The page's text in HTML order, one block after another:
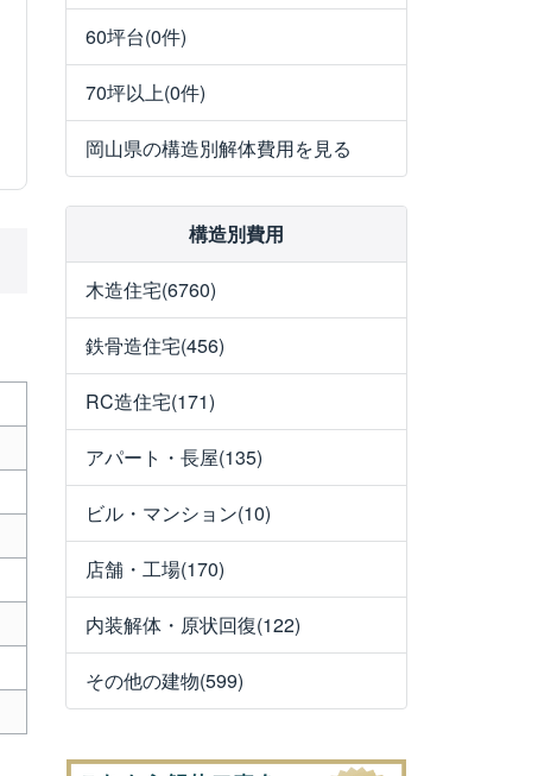
60坪台(0件)
70坪以上(0件)
岡山県の構造別解体費用を見る
構造別費用
木造住宅(6760)
鉄骨造住宅(456)
RC造住宅(171)
アパート・長屋(135)
ビル・マンション(10)
店舗・工場(170)
内装解体・原状回復(122)
その他の建物(599)